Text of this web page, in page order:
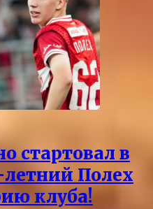
стартовал в
летний Полех
клуба!